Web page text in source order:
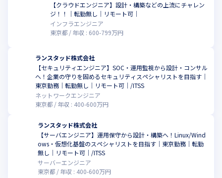
【クラウドエンジニア】設計・構築などの上流にチャレン
ジ！！｜転勤無し｜リモート可｜
インフラエンジニア
東京都
年収 : 600-799万円
ランスタッド株式会社
【セキュリティエンジニア】SOC・運用監視から設計・コンサル
へ！企業の守りを固めるセキュリティスペシャリストを目指す｜
東京勤務｜転勤無し｜リモート可｜/ITSS
ネットワークエンジニア
東京都
年収 : 400-600万円
ランスタッド株式会社
【サーバエンジニア】運用保守から設計・構築へ！Linux/Wind
ows・仮想化基盤のスペシャリストを目指す｜東京勤務｜転勤
無し｜リモート可｜/ITSS
サーバーエンジニア
東京都
年収 : 400-600万円